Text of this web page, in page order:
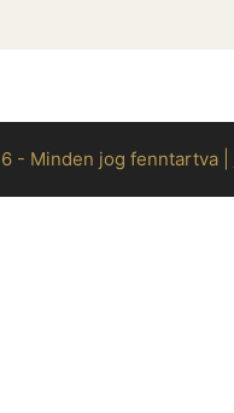
- Minden jog fenntartva |